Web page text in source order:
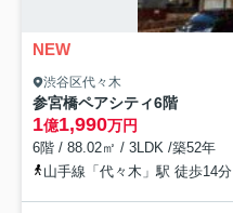
NEW
渋谷区代々木
参宮橋ペアシティ6階
1億1,990万円
6階 / 88.02㎡ / 3LDK /築52年
山手線「代々木」駅 徒歩14分